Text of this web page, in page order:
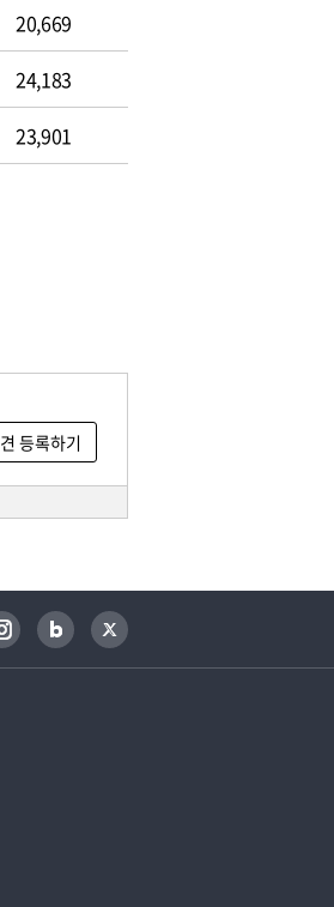
20,669
24,183
23,901